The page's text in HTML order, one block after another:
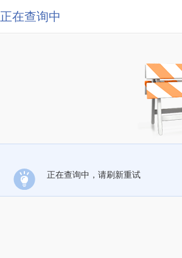
正在查询中
正在查询中，请刷新重试